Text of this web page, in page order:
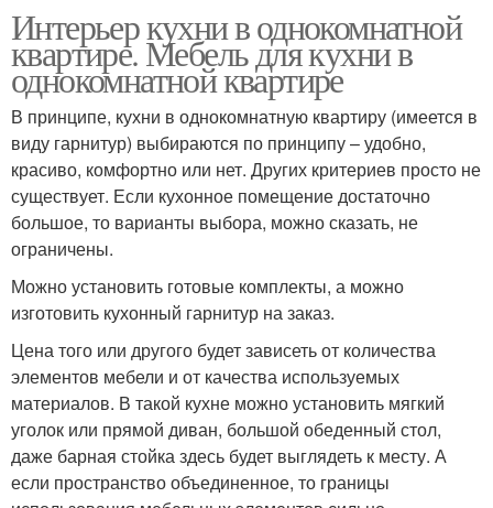
Интерьер кухни в однокомнатной
квартире. Мебель для кухни в
однокомнатной квартире
В принципе, кухни в однокомнатную квартиру (имеется в
виду гарнитур) выбираются по принципу – удобно,
красиво, комфортно или нет. Других критериев просто не
существует. Если кухонное помещение достаточно
большое, то варианты выбора, можно сказать, не
ограничены.
Можно установить готовые комплекты, а можно
изготовить кухонный гарнитур на заказ.
Цена того или другого будет зависеть от количества
элементов мебели и от качества используемых
материалов. В такой кухне можно установить мягкий
уголок или прямой диван, большой обеденный стол,
даже барная стойка здесь будет выглядеть к месту. А
если пространство объединенное, то границы